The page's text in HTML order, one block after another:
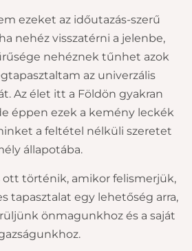
ezeket az időutazás-szerű
nehéz visszatérni a jelenbe,
nehéznek tűnhet azok
az univerzális
Az élet itt a Földön gyakran
éppen ezek a kemény leckék
a feltétel nélküli szeretet
állapotába.
ott történik, amikor felismerjük,
tapasztalat egy lehetőség arra,
önmagunkhoz és a saját